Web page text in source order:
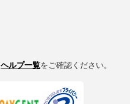
ヘルプ一覧をご確認ください。